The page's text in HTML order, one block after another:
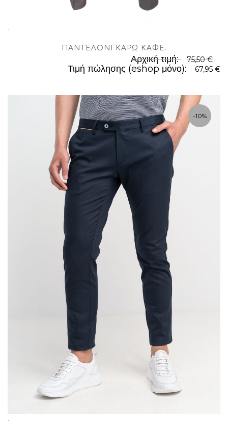
.
ΠΑΝΤΕΛΌΝΙ ΚΑΡΏ ΚΑΦΈ.
Αρχική τιμή: 75,50 €
Τιμή πώλησης (eshop μόνο): 67,95 €
-10%
.